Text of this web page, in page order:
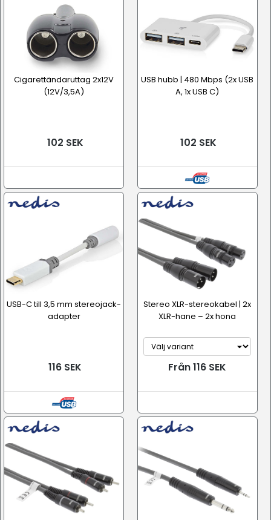
Cigarettändaruttag 2x12V
(12V/3,5A)
102 SEK
USB hubb | 480 Mbps (2x USB
A, 1x USB C)
102 SEK
USB-C till 3,5 mm stereojack-
adapter
116 SEK
Stereo XLR-stereokabel | 2x
XLR-hane – 2x hona
Från 116 SEK